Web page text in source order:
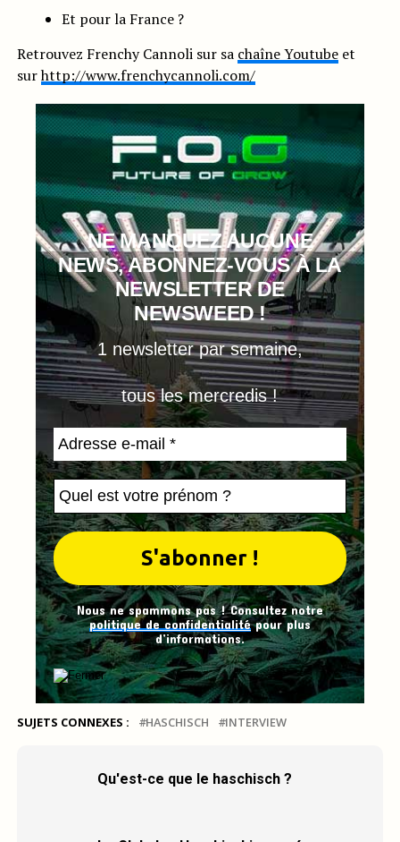
Et pour la France ?
Retrouvez Frenchy Cannoli sur sa chaîne Youtubeet
surhttp://www.frenchycannoli.com/
NE MANQUEZ AUCUNE
NEWS, ABONNEZ-VOUS À LA
NEWSLETTER DE
NEWSWEED !
1 newsletter par semaine,
tous les mercredis !
Nous ne spammons pas ! Consultez notre
politique de confidentialitépour plus
d’informations.
SUJETS CONNEXES : HASCHISCH INTERVIEW
Qu'est-ce que le haschisch ?